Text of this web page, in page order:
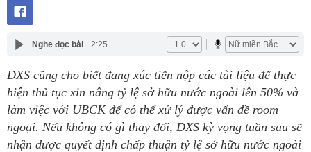
Nghe đọc bài 2:25
DXS cũng cho biết đang xúc tiến nộp các tài liệu để thực
hiện thủ tục xin nâng tỷ lệ sở hữu nước ngoài lên 50% và
làm việc với UBCK để có thể xử lý được vấn đề room
ngoại. Nếu không có gì thay đổi, DXS kỳ vọng tuần sau sẽ
nhận được quyết định chấp thuận tỷ lệ sở hữu nước ngoài